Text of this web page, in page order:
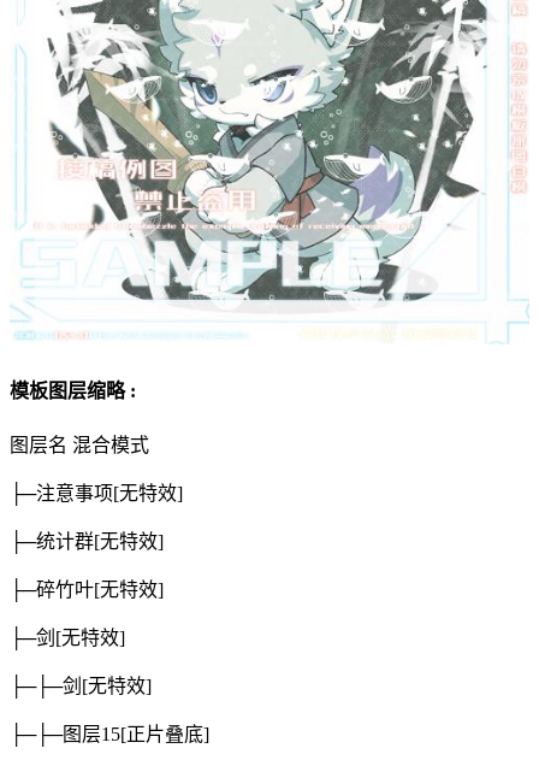
模板图层缩略 :
图层名 混合模式
├─注意事项[无特效]
├─统计群[无特效]
├─碎竹叶[无特效]
├─剑 [无特效]
├─├─剑 [无特效]
├─├─图层15[正片叠底]